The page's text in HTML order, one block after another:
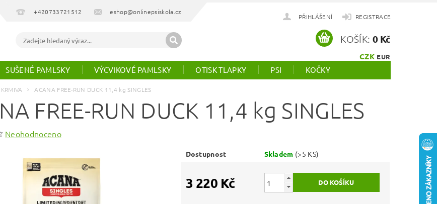
+420733721512 eshop@onlinepsiskola.cz
PŘIHLÁŠENÍ REGISTRACE
CZK EUR
KOŠÍK: 0 Kč
SUŠENÉ PAMLSKY VÝCVIKOVÉ PAMLSKY OTISK TLAPKY PSI KOČKY
KRMIVA ACANA FREE-RUN DUCK 11,4 kg SINGLES
FREE-RUN DUCK 11,4 kg SINGLES
Neohodnoceno
Dostupnost Skladem (>5 KS)
3 220 Kč